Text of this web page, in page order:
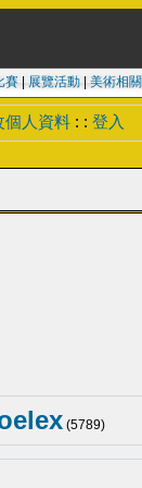
賽| 展覽活動| 美術相關
個人資料 : : 登入
(5789)